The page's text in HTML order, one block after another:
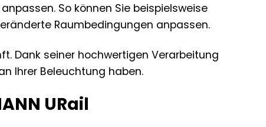
So können Sie beispielsweise
Raumbedingungen anpassen.
Dank seiner hochwertigen Verarbeitung
Ihrer Beleuchtung haben.
URail